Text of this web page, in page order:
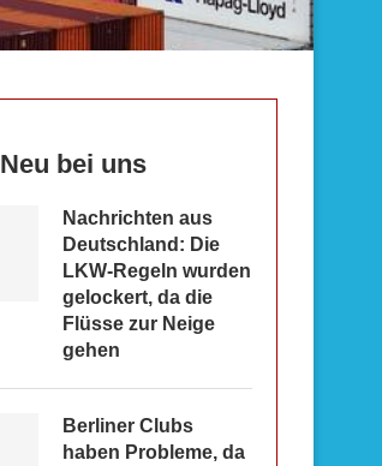
Neu bei uns
Nachrichten aus
Deutschland: Die
LKW-Regeln wurden
gelockert, da die
Flüsse zur Neige
gehen
Berliner Clubs
haben Probleme, da